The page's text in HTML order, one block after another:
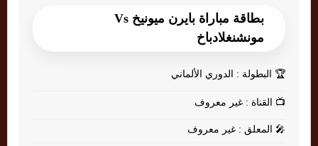
بطاقة مباراة بايرن ميونيخ Vs
مونشنغلادباخ
🏆 البطولة : الدوري الألماني
📺 القناة : غير معروف
🎤 المعلق : غير معروف